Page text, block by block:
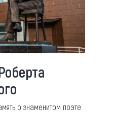
о знаменитом поэте